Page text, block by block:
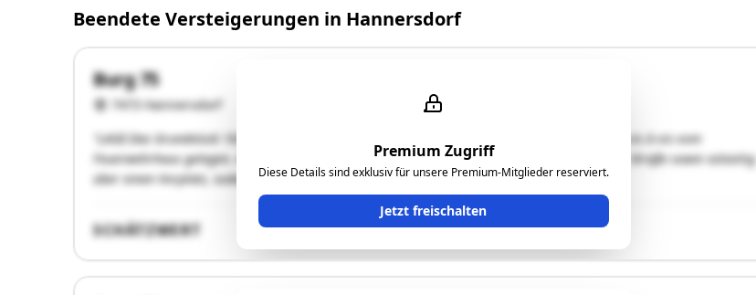
Beendete Versteigerungen in Hannersdorf
Premium Zugriff
Diese Details sind exklusiv für unsere Premium-Mitglieder reserviert.
Jetzt freischalten
Burg 75
7473 Hannersdorf
"LAGE:Das Grundstück 182 mit dem darauf befindlichen Gebäude liegt im Zentrum von Burg, vis à vis vom
Feuerwehrhaus gelegen. Aufgeschlossen ist die Liegenschaft über die südseitig anschließende Straße sowie ostseitig
über einen Vorplatz, sodass es sich um eine Eckparzelle handelt. …"
SCHÄTZWERT